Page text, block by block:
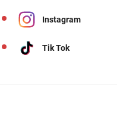
Instagram
Tik Tok